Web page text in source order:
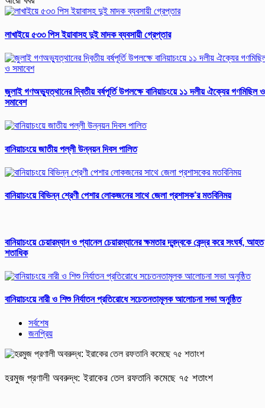
লাখাইয়ে ৫৩৩ পিস ইয়াবাসহ দুই মাদক ব্যবসায়ী গ্রেপ্তার
জুলাই গণঅভ্যুত্থানের দ্বিতীয় বর্ষপূর্তি উপলক্ষে বানিয়াচংয়ে ১১ দলীয় ঐক্যের গণমিছিল ও
সমাবেশ
বানিয়াচংয়ে জাতীয় পল্লী উন্নয়ন দিবস পালিত
বানিয়াচংয়ে বিভিন্ন শ্রেণী পেশার লোকজনের সাথে জেলা প্রশাসক’র মতবিনিময়
বানিয়াচংয়ে চেয়ারম্যান ও প্যানেল চেয়ারম্যানের ক্ষমতার দ্বন্দ্বকে কেন্দ্র করে সংঘর্ষ, আহত
শতাধিক
বানিয়াচংয়ে নারী ও শিশু নির্যাতন প্রতিরোধে সচেতনতামূলক আলোচনা সভা অনুষ্ঠিত
সর্বশেষ
জনপ্রিয়
হরমুজ প্রণালী অবরুদ্ধ: ইরাকের তেল রফতানি কমেছে ৭৫ শতাংশ